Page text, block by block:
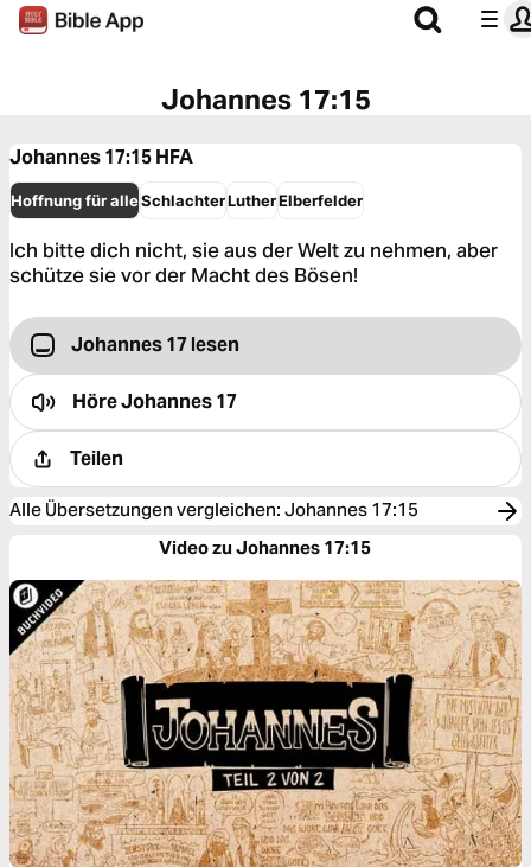
Johannes 17:15
Johannes 17:15HFA
Hoffnung für alleSchlachterLutherElberfelder
Ich bitte dich nicht, sie aus der Welt zu nehmen, aber
schütze sie vor der Macht des Bösen!
Johannes 17 lesen
HöreJohannes 17
Teilen
Alle Übersetzungen vergleichen: Johannes 17:15
Video zu Johannes 17:15